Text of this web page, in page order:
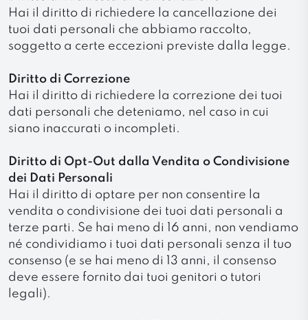
Hai il diritto di richiedere la cancellazione dei
tuoi dati personali che abbiamo raccolto,
soggetto a certe eccezioni previste dalla legge.
Diritto di Correzione
Hai il diritto di richiedere la correzione dei tuoi
dati personali che deteniamo, nel caso in cui
siano inaccurati o incompleti.
Diritto di Opt-Out dalla Vendita o Condivisione
dei Dati Personali
Hai il diritto di optare per non consentire la
vendita o condivisione dei tuoi dati personali a
terze parti. Se hai meno di 16 anni, non vendiamo
né condividiamo i tuoi dati personali senza il tuo
consenso (e se hai meno di 13 anni, il consenso
deve essere fornito dai tuoi genitori o tutori
legali).